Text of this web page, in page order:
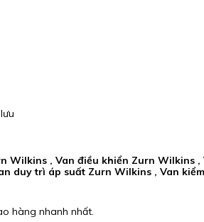
, Van điều khiển Zurn Wilkins
duy trì áp suất Zurn Wilkins , Van
hàng nhanh nhất.